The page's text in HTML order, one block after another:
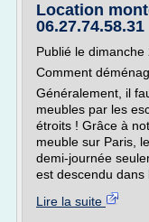
Location
06.27.74.58.31
Publié le dimanche
Comment
Généralement, il
meubles par les
étroits ! Grâce à
meuble sur Paris,
demi-journée
est descendu dans
Lire la suite